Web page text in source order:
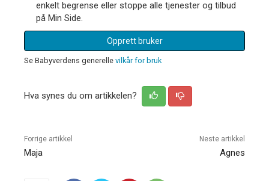
enkelt begrense eller stoppe alle tjenester og tilbud
på Min Side.
Opprett bruker
Se Babyverdens generelle vilkår for bruk
Hva synes du om artikkelen?
Forrige artikkel
Maja
Neste artikkel
Agnes